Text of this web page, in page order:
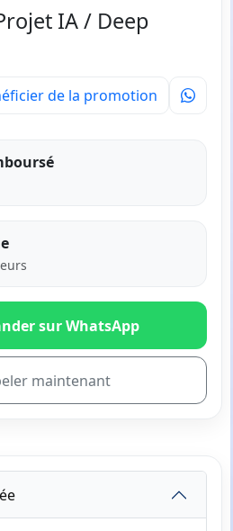
IA / Deep
de la promotion
sur WhatsApp
maintenant